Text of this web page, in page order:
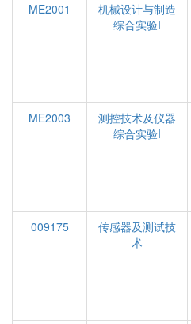
ME2001
机械设计与制造
综合实验I
ME2003
测控技术及仪器
综合实验I
009175
传感器及测试技
术